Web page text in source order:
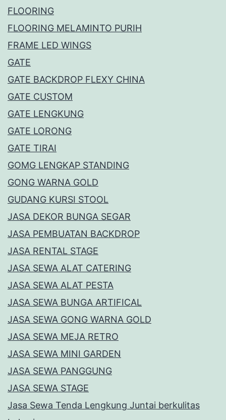
FLOORING
FLOORING MELAMINTO PURIH
FRAME LED WINGS
GATE
GATE BACKDROP FLEXY CHINA
GATE CUSTOM
GATE LENGKUNG
GATE LORONG
GATE TIRAI
GOMG LENGKAP STANDING
GONG WARNA GOLD
GUDANG KURSI STOOL
JASA DEKOR BUNGA SEGAR
JASA PEMBUATAN BACKDROP
JASA RENTAL STAGE
JASA SEWA ALAT CATERING
JASA SEWA ALAT PESTA
JASA SEWA BUNGA ARTIFICAL
JASA SEWA GONG WARNA GOLD
JASA SEWA MEJA RETRO
JASA SEWA MINI GARDEN
JASA SEWA PANGGUNG
JASA SEWA STAGE
Jasa Sewa Tenda Lengkung Juntai berkulitas